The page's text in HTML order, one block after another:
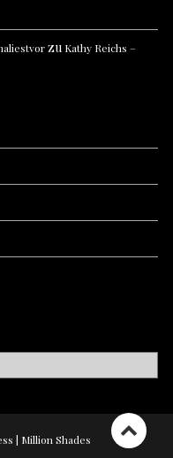
zu Kathy Reichs –
| Million Shades